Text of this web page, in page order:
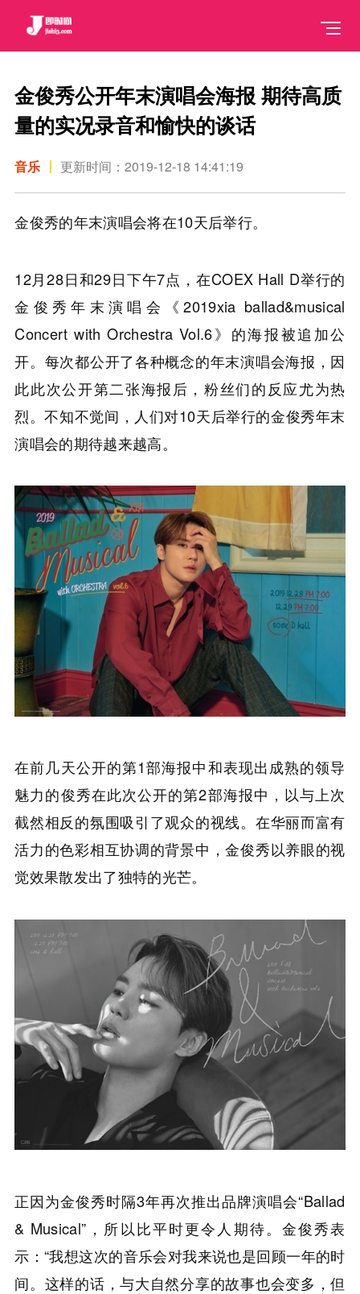
金俊秀公开年末演唱会海报 期待高质
量的实况录音和愉快的谈话
音乐 更新时间：2019-12-18 14:41:19
金俊秀的年末演唱会将在10天后举行。
12月28日和29日下午7点，在COEX Hall D举行的
金俊秀年末演唱会《2019xia ballad&musical
Concert with Orchestra Vol.6》的海报被追加公
开。每次都公开了各种概念的年末演唱会海报，因
此此次公开第二张海报后，粉丝们的反应尤为热
烈。不知不觉间，人们对10天后举行的金俊秀年末
演唱会的期待越来越高。
在前几天公开的第1部海报中和表现出成熟的领导
魅力的俊秀在此次公开的第2部海报中，以与上次
截然相反的氛围吸引了观众的视线。在华丽而富有
活力的色彩相互协调的背景中，金俊秀以养眼的视
觉效果散发出了独特的光芒。
正因为金俊秀时隔3年再次推出品牌演唱会“Ballad
& Musical”，所以比平时更令人期待。金俊秀表
示：“我想这次的音乐会对我来说也是回顾一年的时
间。这样的话，与大自然分享的故事也会变多，但